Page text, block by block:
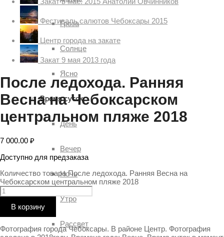
Гроза
Солнце
Ясно
Время суток
День
Вечер
Ночь
Утро
Рассвет
Фестиваль салютов Чебоксары 2015
Центр города на закате
Закат 9 мая 2013 года
После ледохода. Ранняя
Весна на Чебоксарском
центральном пляже 2018
7 000.00 ₽
Доступно для предзаказа
Количество товара После ледохода. Ранняя Весна на
Чебоксарском центральном пляже 2018
В корзину
Фотография города Чебоксары. В районе Центр. Фотография